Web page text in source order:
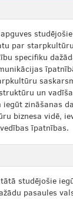
par
specifiku
un
iegūt zināšanas
biznesa vidē,
īpatnības.
studējošie
pasaules